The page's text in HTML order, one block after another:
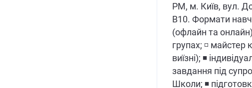
PM, м. Київ, вул.
В10. Формати
(офлайн та
групах; ◽️ майстер
виїзні); ◾️
завдання під
Школи; ◾️